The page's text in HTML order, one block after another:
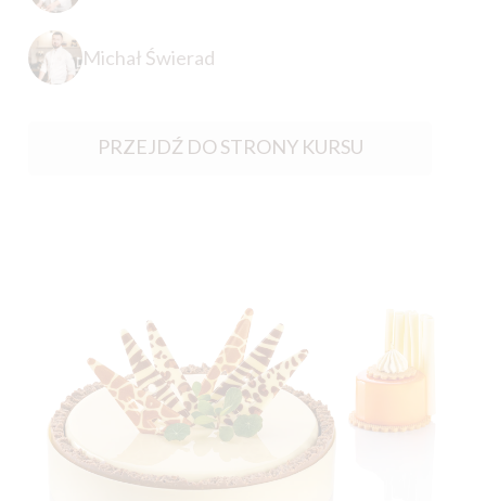
Michał Świerad
PRZEJDŹ DO STRONY KURSU